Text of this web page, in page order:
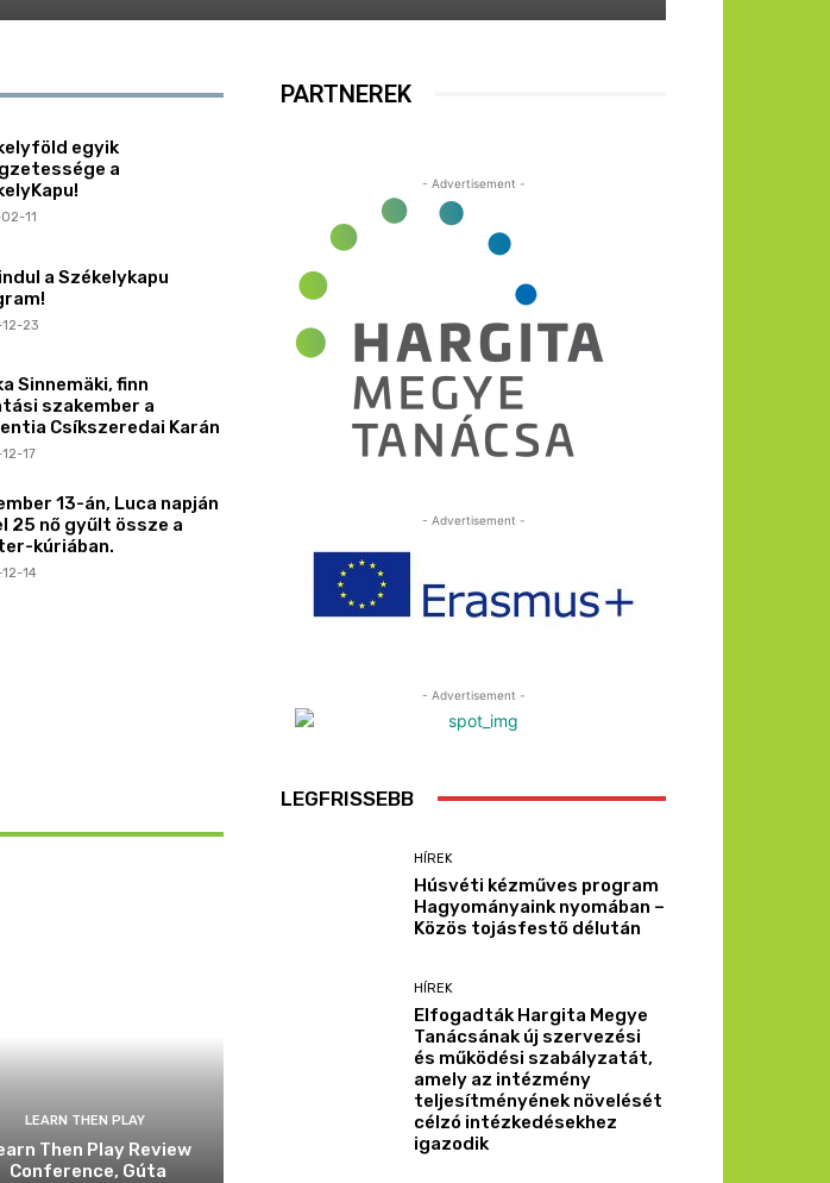
egyik
a
11
a Székelykapu
23
Sinnemäki, finn
szakember a
Csíkszeredai Karán
17
13-án, Luca napján
25 nő gyűlt össze a
kúriában.
14
LEARN THEN PLAY
Then Play Review
Conference, Gúta
PARTNEREK
- Advertisement -
- Advertisement -
- Advertisement -
LEGFRISSEBB
HÍREK
Húsvéti kézműves program
Hagyományaink nyomában –
Közös tojásfestő délután
HÍREK
Elfogadták Hargita Megye
Tanácsának új szervezési
és működési szabályzatát,
amely az intézmény
teljesítményének növelését
célzó intézkedésekhez
igazodik